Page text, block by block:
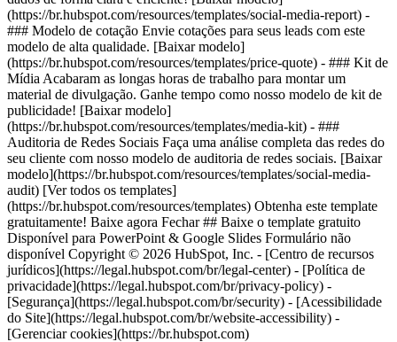
(https://br.hubspot.com/resources/templates/social-media-report) -
### Modelo de cotação Envie cotações para seus leads com este
modelo de alta qualidade. [Baixar modelo]
(https://br.hubspot.com/resources/templates/price-quote) - ### Kit de
Mídia Acabaram as longas horas de trabalho para montar um
material de divulgação. Ganhe tempo como nosso modelo de kit de
publicidade! [Baixar modelo]
(https://br.hubspot.com/resources/templates/media-kit) - ###
Auditoria de Redes Sociais Faça uma análise completa das redes do
seu cliente com nosso modelo de auditoria de redes sociais. [Baixar
modelo](https://br.hubspot.com/resources/templates/social-media-
audit) [Ver todos os templates]
(https://br.hubspot.com/resources/templates) Obtenha este template
gratuitamente! Baixe agora Fechar ## Baixe o template gratuito
Disponível para PowerPoint & Google Slides Formulário não
disponível Copyright © 2026 HubSpot, Inc. - [Centro de recursos
jurídicos](https://legal.hubspot.com/br/legal-center) - [Política de
privacidade](https://legal.hubspot.com/br/privacy-policy) -
[Segurança](https://legal.hubspot.com/br/security) - [Acessibilidade
do Site](https://legal.hubspot.com/br/website-accessibility) -
[Gerenciar cookies](https://br.hubspot.com)